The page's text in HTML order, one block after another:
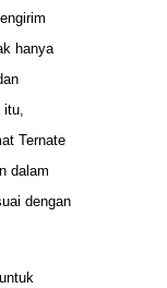
hanya
Ternate
dalam
dengan